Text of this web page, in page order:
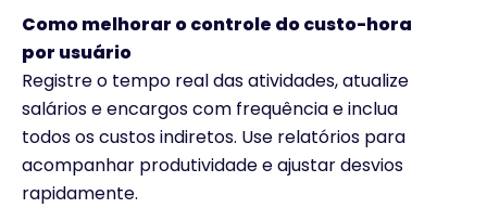
Como melhorar o controle do custo-hora
por usuário
Registre o tempo real das atividades, atualize
salários e encargos com frequência e inclua
todos os custos indiretos. Use relatórios para
acompanhar produtividade e ajustar desvios
rapidamente.